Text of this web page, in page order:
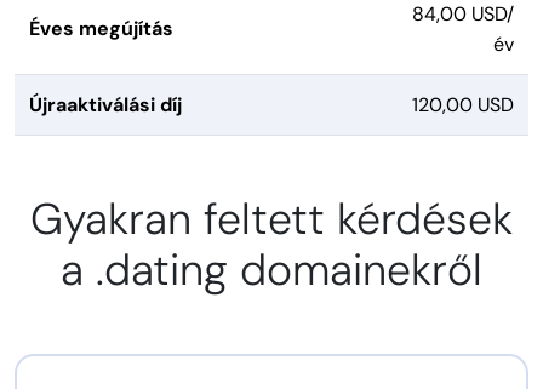
Éves megújítás
84,00 USD/
év
Újraaktiválási díj 120,00 USD
Gyakran feltett kérdések
a .dating domainekről